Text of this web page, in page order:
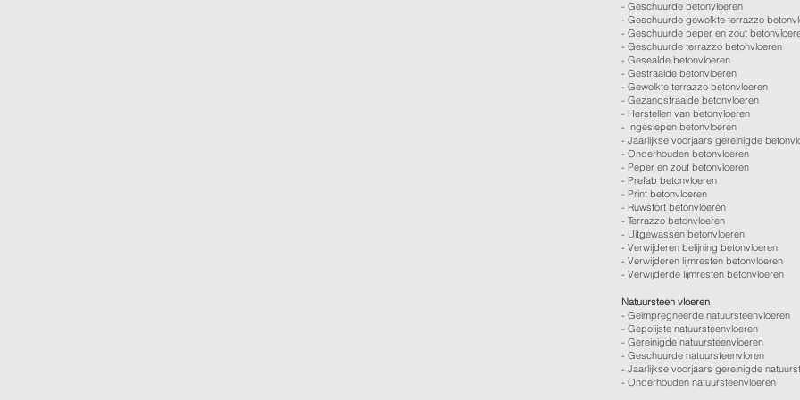
-Geschuurde betonvloeren
-Geschuurde gewolkte terrazzo
-Geschuurde peper en zout
-Geschuurde terrazzo betonvloeren
-Gesealde betonvloeren
-Gestraalde betonvloeren
-Gewolkte terrazzo betonvloeren
-Gezandstraalde betonvloeren
- Herstellen van betonvloeren
- Ingeslepen betonvloeren
-Jaarlijkse voorjaars gereinigde
-Onderhouden betonvloeren
-Peper en zout betonvloeren
-Prefab betonvloeren
- Print betonvloeren
- Ruwstort betonvloeren
-Terrazzo betonvloeren
- Uitgewassen betonvloeren
-Verwijderen belijning betonvloeren
-Verwijderen lijmresten betonvloeren
- Verwijderde lijmresten betonvloeren
Natuursteen vloeren
- Geïmpregneerde natuursteenvloeren
- Gepolijste natuursteenvloeren
- Gereinigde natuursteenvloeren
- Geschuurde natuursteenvloren
- Jaarlijkse voorjaars gereinigde
- Onderhouden natuursteenvloeren